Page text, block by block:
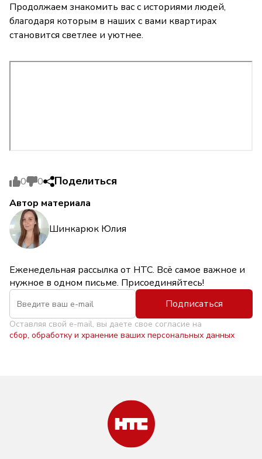
Продолжаем знакомить вас с историями людей,
благодаря которым в наших с вами квартирах
становится светлее и уютнее.
0 0 Поделиться
Автор материала
Шинкарюк Юлия
Еженедельная рассылка от НТС. Всё самое важное и
нужное в одном письме. Присоединяйтесь!
Подписаться
Оставляя свой e-mail, вы даете свое согласие на
сбор, обработку и хранение ваших персональных данных